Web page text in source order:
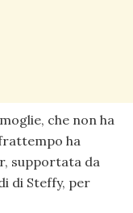
che non ha
ha
supportata da
di Steffy, per